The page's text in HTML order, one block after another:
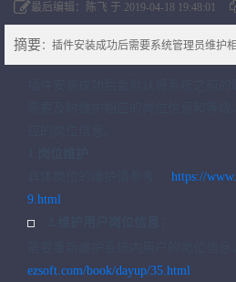
最后编辑：陈飞 于 2019-04-18 19:48:01
摘要：插件安装成功后需要系统管理员维护
https://
9.html
ezsoft.com/book/dayup/35.html